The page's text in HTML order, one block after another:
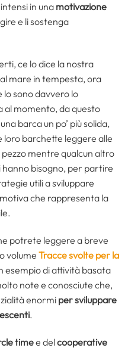
in una motivazione
e li sostenga
ce lo dice la nostra
mare in tempesta, ora
lo sono davvero lo
momento, da questo
barca un po’ più solida,
loro barchette leggere alle
mentre qualcun altro
hanno bisogno, per partire
utili a sviluppare
che rappresenta la
potrete leggere a breve
volume Tracce svolte per la
esempio di attività basata
note e conosciute che,
enormi per sviluppare
.
timee delcooperative